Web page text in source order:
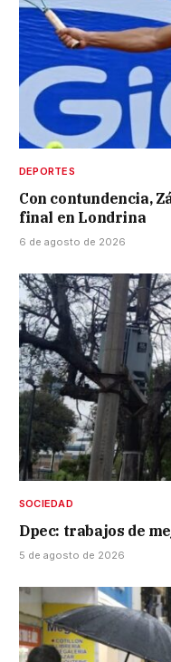
DEPORTES
Con contundencia,
final en Londrina
6 de agosto de 2026
SOCIEDAD
Dpec: trabajos de
5 de agosto de 2026